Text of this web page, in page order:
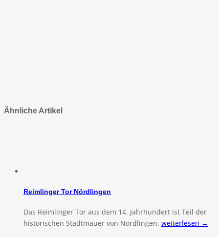
Ähnliche Artikel
Reimlinger Tor Nördlingen
Das Reimlinger Tor aus dem 14. Jahrhundert ist Teil der
historischen Stadtmauer von Nördlingen. weiterlesen →